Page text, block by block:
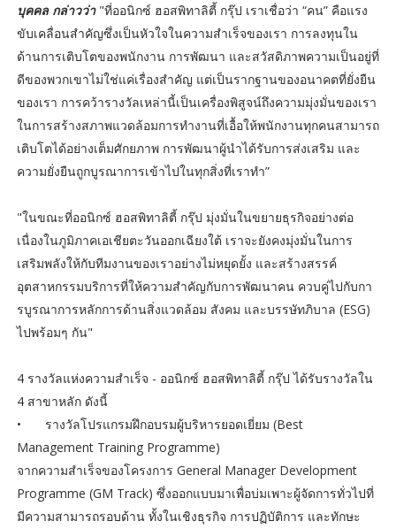
บุคคล กล่าวว่า "ที่ออนิกซ์ ฮอสพิทาลิตี้ กรุ๊ป เราเชื่อว่า “คน” คือแรง
ขับเคลื่อนสำคัญซึ่งเป็นหัวใจในความสำเร็จของเรา การลงทุนใน
ด้านการเติบโตของพนักงาน การพัฒนา และสวัสดิภาพความเป็นอยู่ที่
ดีของพวกเขาไม่ใช่แค่เรื่องสำคัญ แต่เป็นรากฐานของอนาคตที่ยั่งยืน
ของเรา การคว้ารางวัลเหล่านี้เป็นเครื่องพิสูจน์ถึงความมุ่งมั่นของเรา
ในการสร้างสภาพแวดล้อมการทำงานที่เอื้อให้พนักงานทุกคนสามารถ
เติบโตได้อย่างเต็มศักยภาพ การพัฒนาผู้นำได้รับการส่งเสริม และ
ความยั่งยืนถูกบูรณาการเข้าไปในทุกสิ่งที่เราทำ”
"ในขณะที่ออนิกซ์ ฮอสพิทาลิตี้ กรุ๊ป มุ่งมั่นในขยายธุรกิจอย่างต่อ
เนื่องในภูมิภาคเอเชียตะวันออกเฉียงใต้ เราจะยังคงมุ่งมั่นในการ
เสริมพลังให้กับทีมงานของเราอย่างไม่หยุดยั้ง และสร้างสรรค์
อุตสาหกรรมบริการที่ให้ความสำคัญกับการพัฒนาคน ควบคู่ไปกับกา
รบูรณาการหลักการด้านสิ่งแวดล้อม สังคม และบรรษัทภิบาล (ESG)
ไปพร้อมๆ กัน"
4 รางวัลแห่งความสำเร็จ - ออนิกซ์ ฮอสพิทาลิตี้ กรุ๊ป ได้รับรางวัลใน
4 สาขาหลัก ดังนี้
•
รางวัลโปรแกรมฝึกอบรมผู้บริหารยอดเยี่ยม (Best
Management Training Programme)
จากความสำเร็จของโครงการ General Manager Development
Programme (GM Track) ซึ่งออกแบบมาเพื่อบ่มเพาะผู้จัดการทั่วไปที่
มีความสามารถรอบด้าน ทั้งในเชิงธุรกิจ การปฏิบัติการ และทักษะ